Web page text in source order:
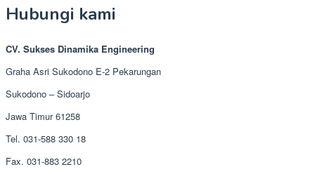
Hubungi kami
CV. Sukses Dinamika Engineering
Graha Asri Sukodono E-2 Pekarungan
Sukodono – Sidoarjo
Jawa Timur 61258
Tel. 031-588 330 18
Fax. 031-883 2210